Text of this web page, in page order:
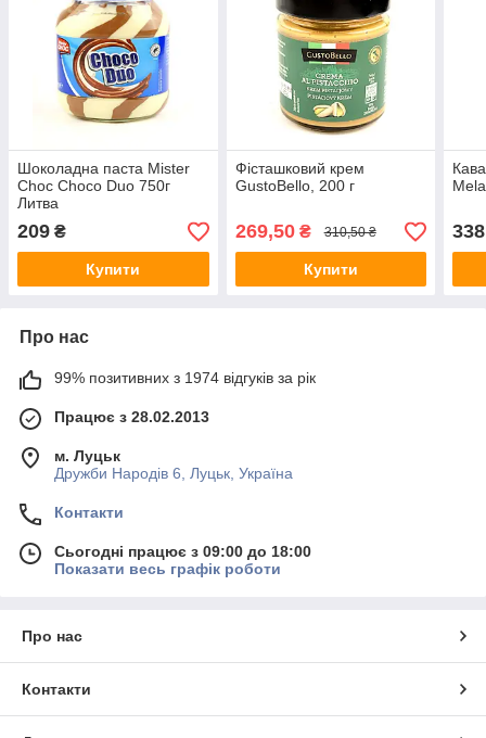
Шоколадна паста Mister
Choc Choco Duo 750г
Литва
209 ₴
Купити
Фісташковий крем
GustoBello, 200 г
269,50₴ 310,50 ₴
Купити
338
Про нас
99% позитивних з 1974 відгуків за рік
Працює з 28.02.2013
м. Луцьк
Дружби Народів 6, Луцьк, Україна
Контакти
Сьогодні працює з 09:00 до 18:00
Показати весь графік роботи
Про нас
Контакти